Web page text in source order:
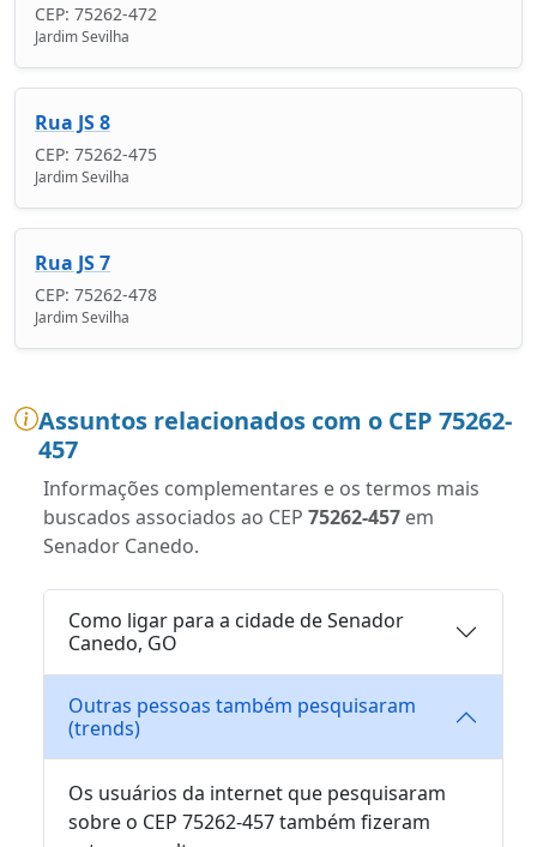
CEP: 75262-472
Jardim Sevilha
Rua JS 8
CEP: 75262-475
Jardim Sevilha
Rua JS 7
CEP: 75262-478
Jardim Sevilha
Assuntos relacionados com o CEP 75262-
457
Informações complementares e os termos mais
buscados associados ao CEP 75262-457 em
Senador Canedo.
Como ligar para a cidade de Senador
Canedo, GO
Outras pessoas também pesquisaram
(trends)
Os usuários da internet que pesquisaram
sobre o CEP 75262-457 também fizeram